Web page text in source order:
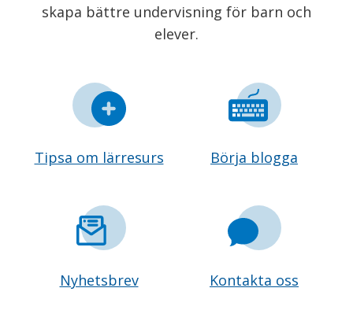
skapa bättre undervisning för barn och
elever.
Tipsa om lärresurs Börja blogga
Nyhetsbrev Kontakta oss